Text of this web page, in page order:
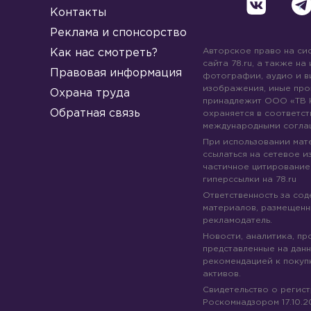
Контакты
Реклама и спонсорство
Как нас смотреть?
Правовая информация
Охрана труда
Обратная связь
Авторское право на
сайта 78.ru, а также на
фотографии, аудио и
изображения, иные
принадлежит ООО «ТВ
охраняется в
международными
При использовании
ссылаться на сетевое
частичное
гиперссылки на 78.ru
Ответственность за
материалов,
рекламодатель.
Новости, аналитика,
представленные на
рекомендацией к
активов.
Свидетельство о
Роскомнадзором